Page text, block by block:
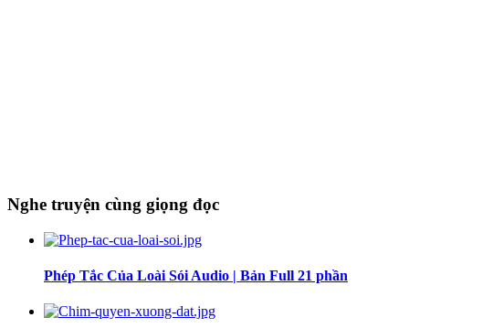
Nghe truyện cùng giọng đọc
Phép Tắc Của Loài Sói Audio | Bản Full 21 phần